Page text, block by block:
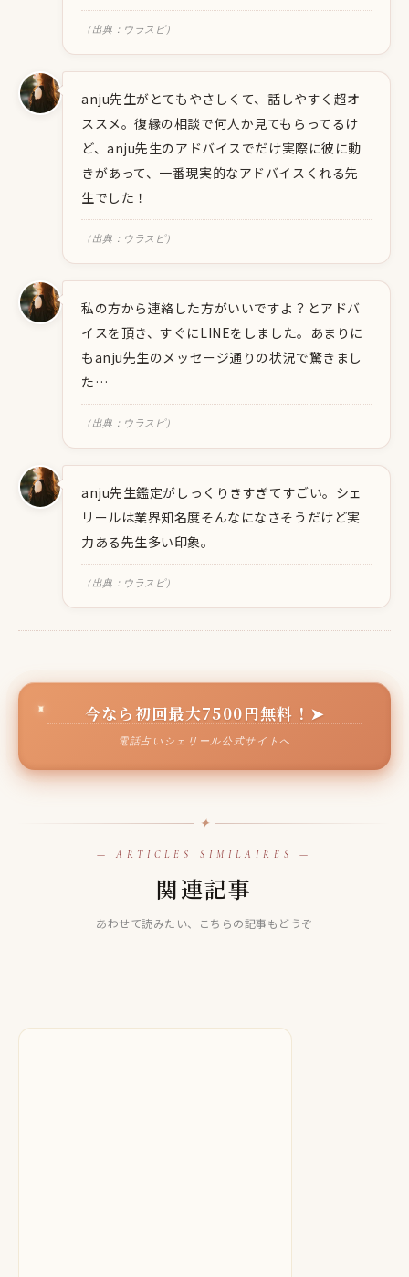
（出典：ウラスピ）
anju先生がとてもやさしくて、話しやすく超オ
ススメ。復縁の相談で何人か見てもらってるけ
ど、anju先生のアドバイスでだけ実際に彼に動
きがあって、一番現実的なアドバイスくれる先
生でした！
（出典：ウラスピ）
私の方から連絡した方がいいですよ？とアドバ
イスを頂き、すぐにLINEをしました。あまりに
もanju先生のメッセージ通りの状況で驚きまし
た…
（出典：ウラスピ）
anju先生鑑定がしっくりきすぎてすごい。シェ
リールは業界知名度そんなになさそうだけど実
力ある先生多い印象。
（出典：ウラスピ）
今なら初回最大7500円無料！➤
電話占いシェリール公式サイトへ
✦
— ARTICLES SIMILAIRES —
関連記事
あわせて読みたい、こちらの記事もどうぞ
【LINE占い】天音 絢先生は当たる！？当たらない口コミ評
【LINE占い】天川透(あまかわとおる)先生は当たる！？当
たらない口コミ評判も徹底検証！
【LINE占い】龍 花奏先生は当たる！？当たらない口コミ評